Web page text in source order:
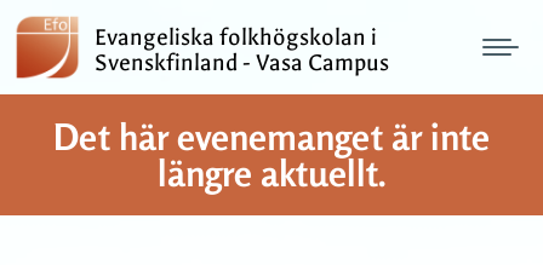
Evangeliska folkhögskolan i
Svenskfinland - Vasa Campus
Det här evenemanget är inte
längre aktuellt.